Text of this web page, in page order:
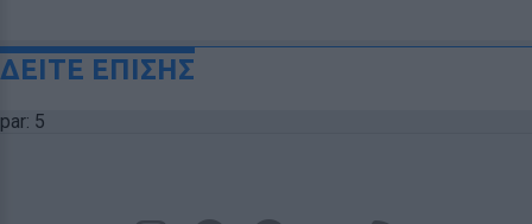
ΔΕΙΤΕ ΕΠΙΣΗΣ
par: 5